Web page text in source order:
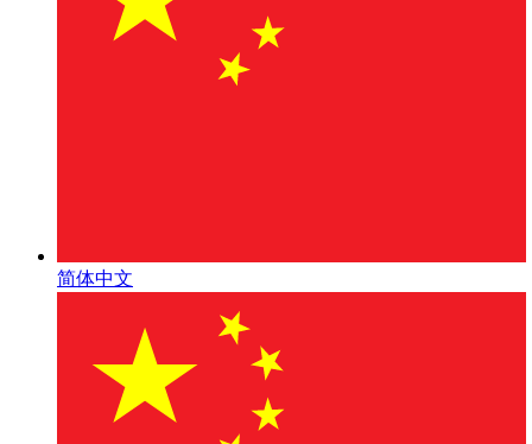
简体中文